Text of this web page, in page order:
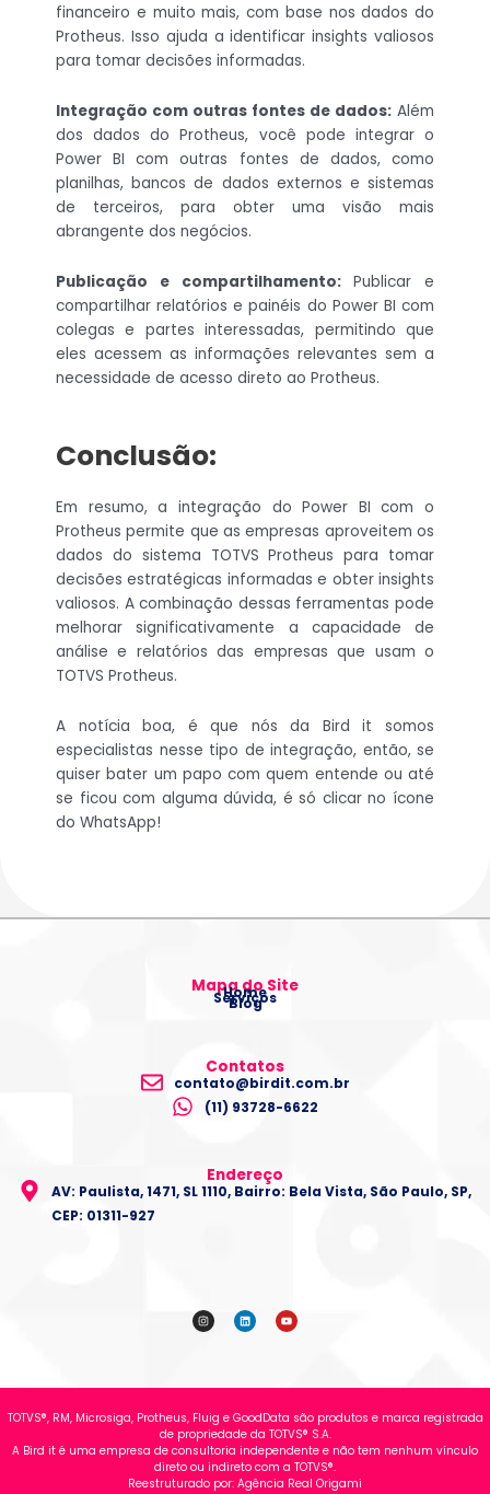
financeiro e muito mais, com base nos dados do
Protheus. Isso ajuda a identificar insights valiosos
para tomar decisões informadas.
Integração com outras fontes de dados: Além
dos dados do Protheus, você pode integrar o
Power BI com outras fontes de dados, como
planilhas, bancos de dados externos e sistemas
de terceiros, para obter uma visão mais
abrangente dos negócios.
Publicação e compartilhamento:Publicar e
compartilhar relatórios e painéis do Power BI com
colegas e partes interessadas, permitindo que
eles acessem as informações relevantes sem a
necessidade de acesso direto ao Protheus.
Conclusão:
Em resumo, a integração do Power BI com o
Protheus permite que as empresas aproveitem os
dados do sistema TOTVS Protheus para tomar
decisões estratégicas informadas e obter insights
valiosos. A combinação dessas ferramentas pode
melhorar significativamente a capacidade de
análise e relatórios das empresas que usam o
TOTVS Protheus.
A notícia boa, é que nós da Bird it somos
especialistas nesse tipo de integração, então, se
quiser bater um papo com quem entende ou até
se ficou com alguma dúvida, é só clicar no ícone
do WhatsApp!
Mapa do Site
Home
Serviços
Blog
Contatos
contato@birdit.com.br
(11) 93728-6622
Endereço
AV: Paulista, 1471, SL 1110, Bairro: Bela Vista, São Paulo, SP,
CEP: 01311-927
I
n
s
a
L
i
n
n
Y
o
u
TOTVS®, RM, Microsiga, Protheus, Fluig e GoodData são produtos e marca registrada
de propriedade da TOTVS® S.A.
A Bird it é uma empresa de consultoria independente e não tem nenhum vínculo
direto ou indireto com a TOTVS®.
Reestruturado por: Agência Real Origami